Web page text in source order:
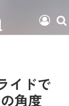
イドで
角度